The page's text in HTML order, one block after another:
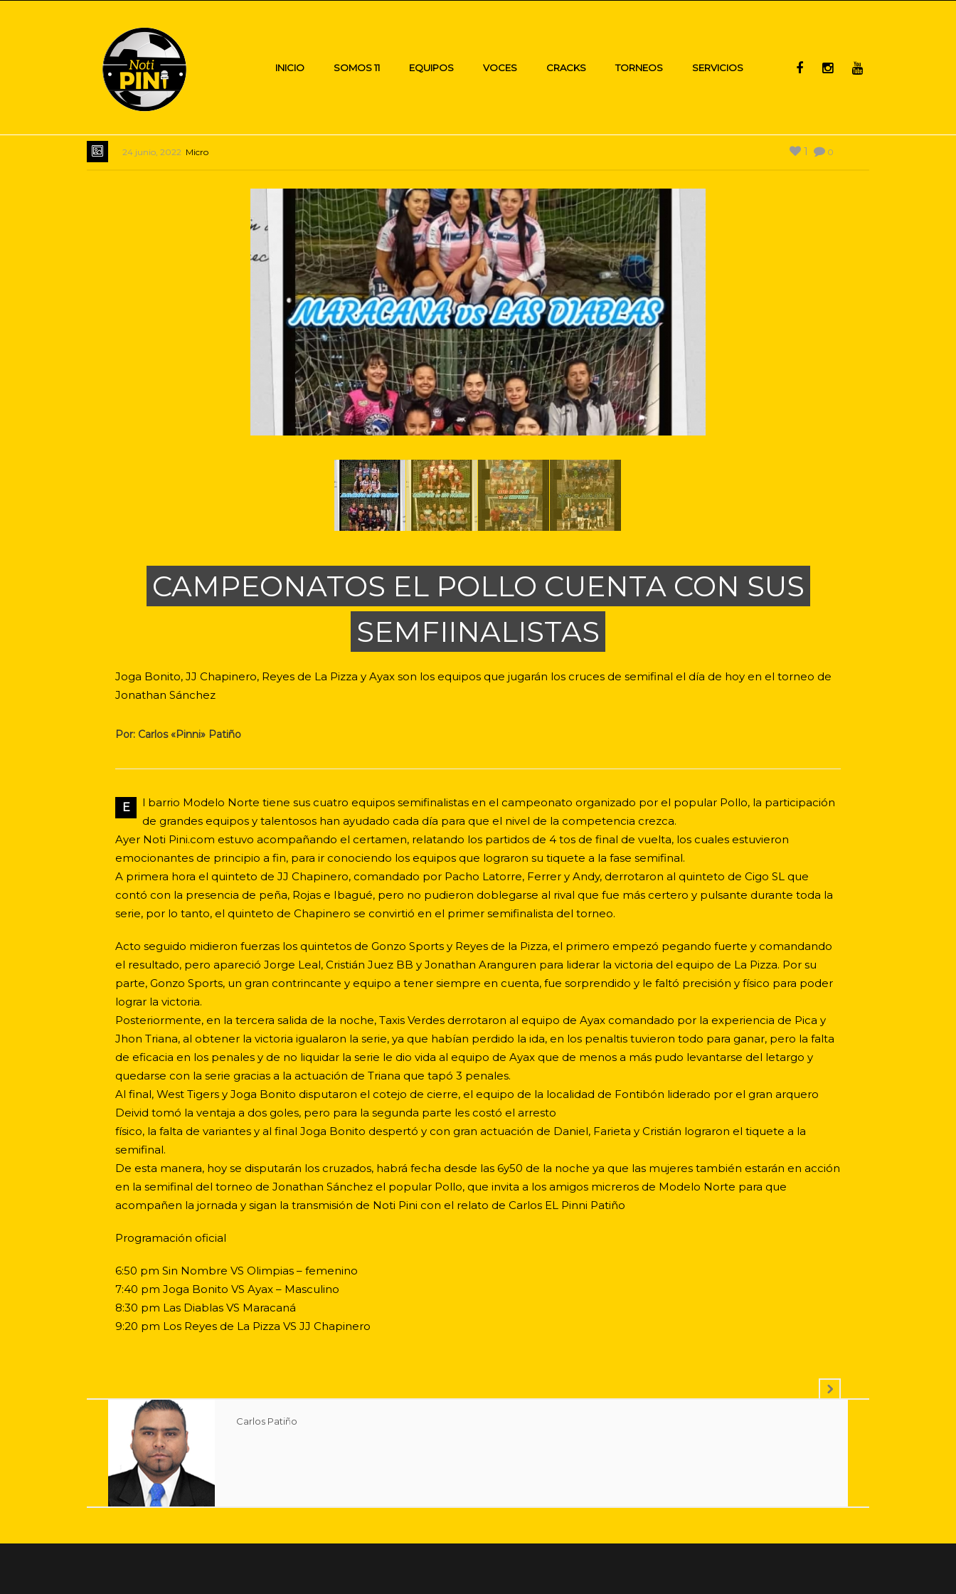
INICIO SOMOS 11 EQUIPOS VOCES CRACKS TORNEOS SERVICIOS
24 junio, 2022 Micro 0
1
CAMPEONATOS EL POLLO CUENTA CON SUS
SEMFIINALISTAS
Joga Bonito, JJ Chapinero, Reyes de La Pizza y Ayax son los equipos que jugarán los cruces de semifinal el día de hoy en el torneo de
Jonathan Sánchez
Por: Carlos «Pinni» Patiño
E
l barrio Modelo Norte tiene sus cuatro equipos semifinalistas en el campeonato organizado por el popular Pollo, la participación
de grandes equipos y talentosos han ayudado cada día para que el nivel de la competencia crezca.
Ayer Noti Pini.com estuvo acompañando el certamen, relatando los partidos de 4 tos de final de vuelta, los cuales estuvieron
emocionantes de principio a fin, para ir conociendo los equipos que lograron su tiquete a la fase semifinal.
A primera hora el quinteto de JJ Chapinero, comandado por Pacho Latorre, Ferrer y Andy, derrotaron al quinteto de Cigo SL que
contó con la presencia de peña, Rojas e Ibagué, pero no pudieron doblegarse al rival que fue más certero y pulsante durante toda la
serie, por lo tanto, el quinteto de Chapinero se convirtió en el primer semifinalista del torneo.
Acto seguido midieron fuerzas los quintetos de Gonzo Sports y Reyes de la Pizza, el primero empezó pegando fuerte y comandando
el resultado, pero apareció Jorge Leal, Cristián Juez BB y Jonathan Aranguren para liderar la victoria del equipo de La Pizza. Por su
parte, Gonzo Sports, un gran contrincante y equipo a tener siempre en cuenta, fue sorprendido y le faltó precisión y físico para poder
lograr la victoria.
Posteriormente, en la tercera salida de la noche, Taxis Verdes derrotaron al equipo de Ayax comandado por la experiencia de Pica y
Jhon Triana, al obtener la victoria igualaron la serie, ya que habían perdido la ida, en los penaltis tuvieron todo para ganar, pero la falta
de eficacia en los penales y de no liquidar la serie le dio vida al equipo de Ayax que de menos a más pudo levantarse del letargo y
quedarse con la serie gracias a la actuación de Triana que tapó 3 penales.
Al final, West Tigers y Joga Bonito disputaron el cotejo de cierre, el equipo de la localidad de Fontibón liderado por el gran arquero
Deivid tomó la ventaja a dos goles, pero para la segunda parte les costó el arresto
físico, la falta de variantes y al final Joga Bonito despertó y con gran actuación de Daniel, Farieta y Cristián lograron el tiquete a la
semifinal.
De esta manera, hoy se disputarán los cruzados, habrá fecha desde las 6y50 de la noche ya que las mujeres también estarán en acción
en la semifinal del torneo de Jonathan Sánchez el popular Pollo, que invita a los amigos micreros de Modelo Norte para que
acompañen la jornada y sigan la transmisión de Noti Pini con el relato de Carlos EL Pinni Patiño
Programación oficial
6:50 pm Sin Nombre VS Olimpias – femenino
7:40 pm Joga Bonito VS Ayax – Masculino
8:30 pm Las Diablas VS Maracaná
9:20 pm Los Reyes de La Pizza VS JJ Chapinero
Carlos Patiño